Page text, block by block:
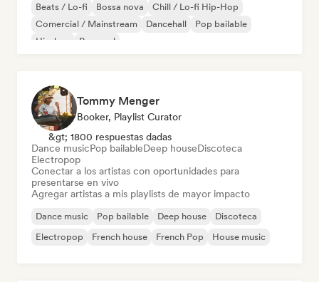
Beats / Lo-fi Bossa nova
Chill / Lo-fi Hip-Hop
Comercial / Mainstream
Dancehall
Pop bailable
Hip-hop
Pop soul
Tommy Menger
Booker, Playlist Curator
&gt; 1800 respuestas dadas
Dance musicPop bailableDeep houseDiscoteca
Electropop
Conectar a los artistas con oportunidades para
presentarse en vivo
Agregar artistas a mis playlists de mayor impacto
Dance music Pop bailable Deep house
Discoteca
Electropop
French house French Pop House music